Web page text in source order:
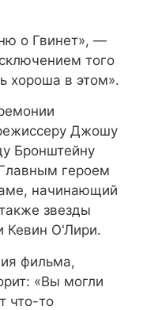
о Гвинет», —
того
хороша в этом».
Джошу
Бронштейну
героем
начинающий
звезды
Кевин О'Лири.
фильма,
«Вы могли
что-то